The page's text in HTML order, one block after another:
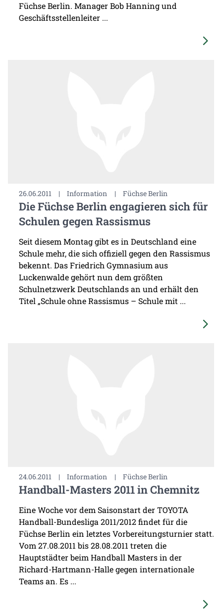
Füchse Berlin. Manager Bob Hanning und
Geschäftsstellenleiter ...
26.06.2011 | Information | Füchse Berlin
Die Füchse Berlin engagieren sich für
Schulen gegen Rassismus
Seit diesem Montag gibt es in Deutschland eine
Schule mehr, die sich offiziell gegen den Rassismus
bekennt. Das Friedrich Gymnasium aus
Luckenwalde gehört nun dem größten
Schulnetzwerk Deutschlands an und erhält den
Titel „Schule ohne Rassismus – Schule mit ...
24.06.2011 | Information | Füchse Berlin
Handball-Masters 2011 in Chemnitz
Eine Woche vor dem Saisonstart der TOYOTA
Handball-Bundesliga 2011/2012 findet für die
Füchse Berlin ein letztes Vorbereitungsturnier statt.
Vom 27.08.2011 bis 28.08.2011 treten die
Hauptstädter beim Handball Masters in der
Richard-Hartmann-Halle gegen internationale
Teams an. Es ...